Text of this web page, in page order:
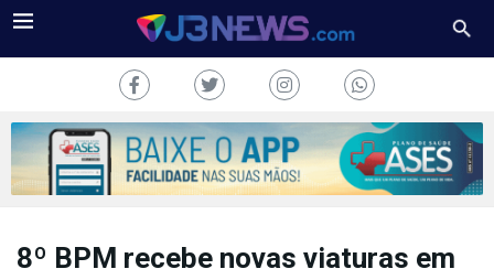
J3NEWS
8º BPM recebe novas viaturas em